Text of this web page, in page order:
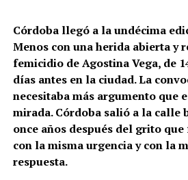
Córdoba llegó a la undécima
Menos con una herida abierta y
femicidio de Agostina Vega, de
días antes en la ciudad. La
necesitaba más argumento que
mirada. Córdoba salió a la calle
once años después del grito
con la misma urgencia y con la
respuesta.